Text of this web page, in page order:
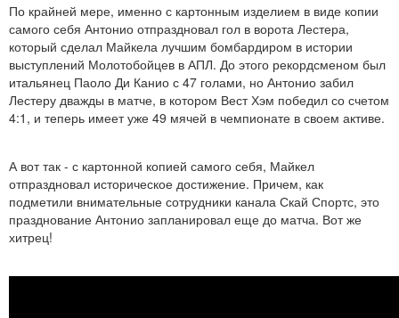
По крайней мере, именно с картонным изделием в виде копии
самого себя Антонио отпраздновал гол в ворота Лестера,
который сделал Майкела лучшим бомбардиром в истории
выступлений Молотобойцев в АПЛ. До этого рекордсменом был
итальянец Паоло Ди Канио с 47 голами, но Антонио забил
Лестеру дважды в матче, в котором Вест Хэм победил со счетом
4:1, и теперь имеет уже 49 мячей в чемпионате в своем активе.
А вот так - с картонной копией самого себя, Майкел
отпраздновал историческое достижение. Причем, как
подметили внимательные сотрудники канала Скай Спортс, это
празднование Антонио запланировал еще до матча. Вот же
хитрец!